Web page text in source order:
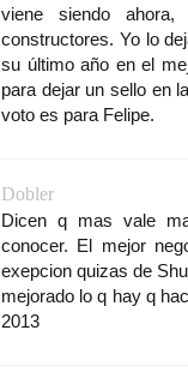
viene siendo ahora,
constructores. Yo lo
su último año en el
para dejar un sello en
voto es para Felipe.
Dobler
Dicen q mas vale
conocer. El mejor
exepcion quizas de
mejorado lo q hay q
2013